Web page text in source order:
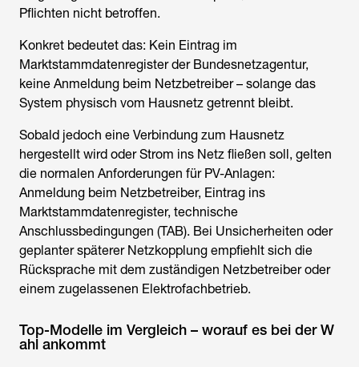
Pflichten nicht betroffen.
Konkret bedeutet das: Kein Eintrag im
Marktstammdatenregister der Bundesnetzagentur,
keine Anmeldung beim Netzbetreiber – solange das
System physisch vom Hausnetz getrennt bleibt.
Sobald jedoch eine Verbindung zum Hausnetz
hergestellt wird oder Strom ins Netz fließen soll, gelten
die normalen Anforderungen für PV-Anlagen:
Anmeldung beim Netzbetreiber, Eintrag ins
Marktstammdatenregister, technische
Anschlussbedingungen (TAB). Bei Unsicherheiten oder
geplanter späterer Netzkopplung empfiehlt sich die
Rücksprache mit dem zuständigen Netzbetreiber oder
einem zugelassenen Elektrofachbetrieb.
Top-Modelle im Vergleich – worauf es bei der W
ahl ankommt